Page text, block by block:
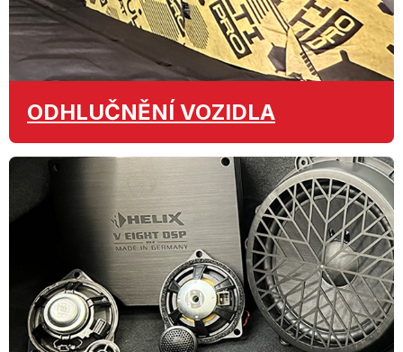
ODHLUČNĚNÍ VOZIDLA